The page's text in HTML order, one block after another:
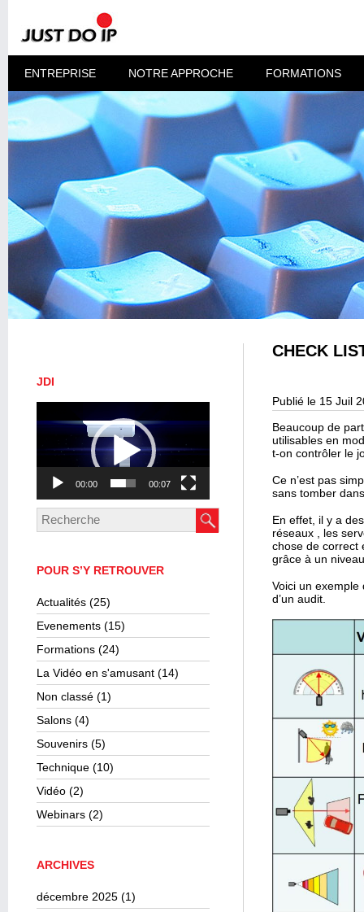
ENTREPRISE NOTRE APPROCHE FORMATIONS
JDI
vidéo
00:00 00:07
POUR S’Y RETROUVER
Actualités (25)
Evenements (15)
Formations (24)
La Vidéo en s'amusant (14)
Non classé (1)
Salons (4)
Souvenirs (5)
Technique (10)
Vidéo (2)
Webinars (2)
ARCHIVES
décembre 2025 (1)
CHECK
Publié le 15 Juil
Beaucoup de
utilisables en
t-on contrôler le
Ce n’est pas
sans tomber
En effet, il y a
réseaux , les
chose de correct
grâce à un
Voici un exemple
d’un audit.